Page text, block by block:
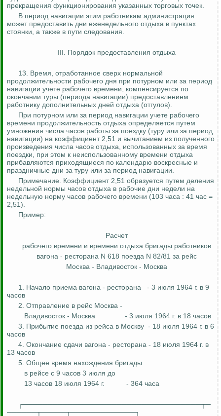
прекращения функционирования указанных торговых точек.
В период навигации этим работникам администрация
может предоставить дни еженедельного отдыха в пунктах
стоянки, а также в пути следования.
III. Порядок предоставления отдыха
13. Время, отработанное сверх нормальной
продолжительности рабочего дня при потурном или за период
навигации учете рабочего времени, компенсируется по
окончании туры (периода навигации) предоставлением
работнику дополнительных дней отдыха (отгулов).
При потурном или за период навигации учете рабочего
времени продолжительность отдыха определяется путем
умножения числа часов работы за поездку (туру или за период
навигации) на коэффициент 2,51 и вычитанием из полученного
произведения числа часов отдыха, использованных за время
поездки, при этом к неиспользованному времени отдыха
прибавляются приходящиеся по календарю воскресные и
праздничные дни за туру или за период навигации.
Примечание. Коэффициент 2,51 образуется путем деления
недельной нормы часов отдыха в рабочие дни недели на
недельную норму часов рабочего времени (103 часа : 41 час =
2,51).
Пример:
Расчет
рабочего времени и времени отдыха бригады работников
вагона - ресторана N 618 поезда N 82/81 за рейс
Москва - Владивосток - Москва
1. Начало приема вагона - ресторана
- 3 июля 1964 г. в 9
часов
2. Отправление в рейс Москва -
Владивосток - Москва
- 3 июля 1964 г. в 18 часов
3. Прибытие поезда из рейса в Москву - 18 июля 1964 г. в 6
часов
4. Окончание сдачи вагона - ресторана - 18 июля 1964 г. в
13 часов
5. Общее время нахождения бригады
в рейсе с 9 часов 3 июля до
13 часов 18 июля 1964 г.
- 364 часа
┌────────────────────────────────────┬─
──────┬─────┬─────────────┐